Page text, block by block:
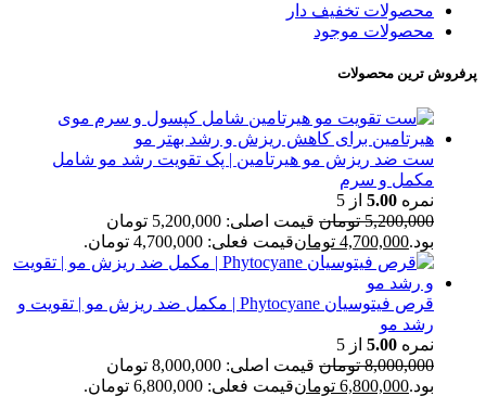
محصولات تخفیف دار
محصولات موجود
پرفروش ترین محصولات
ست ضد ریزش مو هیرتامین | پک تقویت رشد مو شامل
مکمل و سرم
نمره 5.00 از 5
5,200,000 تومان
قیمت اصلی: 5,200,000 تومان
بود.4,700,000 تومانقیمت فعلی: 4,700,000 تومان.
قرص فیتوسیان Phytocyane | مکمل ضد ریزش مو | تقویت و
رشد مو
نمره 5.00 از 5
8,000,000 تومان
قیمت اصلی: 8,000,000 تومان
بود.6,800,000 تومانقیمت فعلی: 6,800,000 تومان.